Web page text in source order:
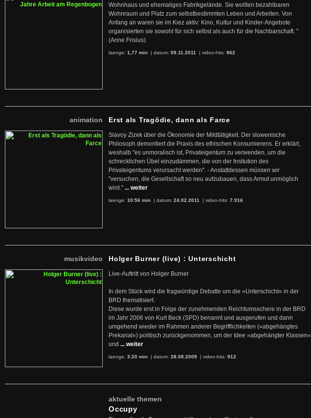
Wohnhaus und ehemaliges Fabrikgelände. Sie wollten bezahlbaren
Wohnraum und Platz zum selbstbestimmten Leben und Arbeiten. Von
Anfang an waren sie im Kiez aktiv: Kino, Kultur und Kinder-Angebote
organisierten sie sowohl für sich selbst als auch für die Nachbarschaft. "
(Anne Frisius)
laenge: 1,77 min | datum: 09.11.2011 | video-hits: 962
animation Erst als Tragödie, dann als Farce
Slavoy Zizek über die Ökonomie der Mildtätigkeit. Der slowenische
Philosoph demontiert die Praxis des ethischen Konsumierens. Er erklärt,
weshalb "es unmoralisch ist, Privateigentum zu verwenden, um die
schrecklichen Übel einzudämmen, die von der Insitution des
Privateigentums verursacht werden". - Anstattdessen müssen wir
"versuchen, die Gesellschaft so neu aufzubauen, dass Armut unmöglich
wird." ... weiter
laenge: 10:56 min | datum: 24.02.2011 | video-hits: 7.916
musikvideo Holger Burner (live) : Unterschicht
Live-Auftritt von Holger Burner
In dem Stück wird die fragwürdige Debatte um die »Unterschicht« in der
BRD thematisiert.
Diese wurde erst in Folge der zunehmenden Reichtumsschere in der BRD
im Jahr 2006 von Kurt Beck (SPD) benannt und ausgerufen und dann
umgehend wieder im Rahmen anderer Begrifflichkeiten (»abgehängtes
Prekariat«) politisch zurückgenommen, um der Idee »abgehängter Klassen«
und ... weiter
laenge: 3:20 min | datum: 28.08.2009 | video-hits: 912
aktuelle themen
Occupy